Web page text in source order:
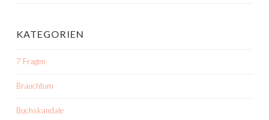
KATEGORIEN
7 Fragen
Brauchtum
Buchskandale